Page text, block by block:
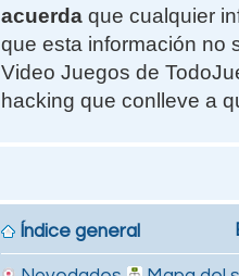
acuerda que cualquier
que esta información no
Video Juegos de
hacking que conlleve a
Índice general